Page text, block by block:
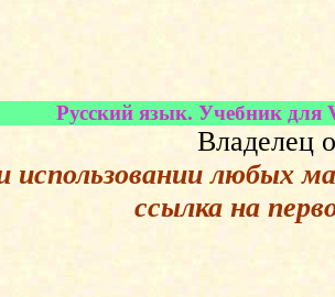
Русский язык. Учебник
Владелец
использовании любых
ссылка на